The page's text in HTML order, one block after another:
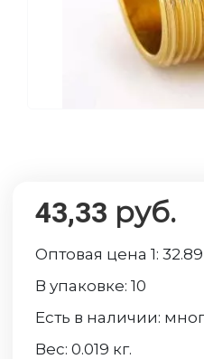
43,33 руб.
Оптовая цена 1:32.89
В упаковке:10
Есть в наличии:
Вес:0.019 кг.